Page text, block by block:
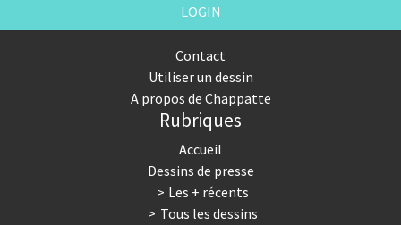
LOGIN
Contact
Utiliser un dessin
A propos de Chappatte
Rubriques
Accueil
Dessins de presse
Les + récents
Tous les dessins